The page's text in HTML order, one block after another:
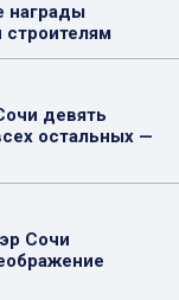
награды
девять
остальных —
Сочи